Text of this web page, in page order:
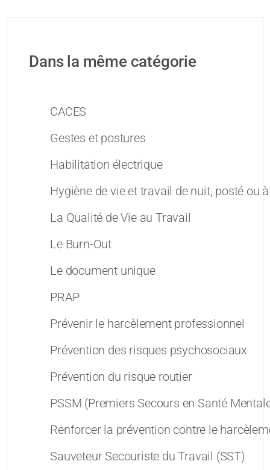
Dans la même catégorie
CACES
Gestes et postures
Habilitation électrique
Hygiène de vie et travail de nuit, posté ou
La Qualité de Vie au Travail
Le Burn-Out
Le document unique
PRAP
Prévenir le harcèlement professionnel
Prévention des risques psychosociaux
Prévention du risque routier
PSSM (Premiers Secours en Santé
Renforcer la prévention contre le
Sauveteur Secouriste du Travail (SST)